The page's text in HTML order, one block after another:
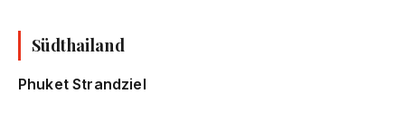
Südthailand
Phuket Strandziel